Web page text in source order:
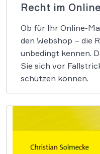
Recht im
Ob für Ihr Online-
den Webshop – die
unbedingt kennen.
Sie sich vor
schützen können.